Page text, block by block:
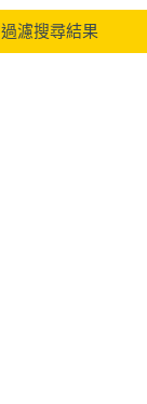
過濾搜尋結果